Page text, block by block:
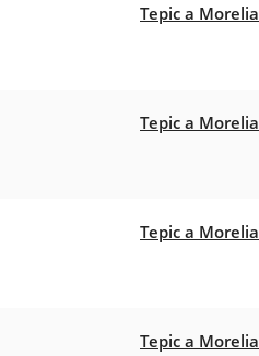
Tepic a Morelia
Tepic a Morelia
Tepic a Morelia
Tepic a Morelia